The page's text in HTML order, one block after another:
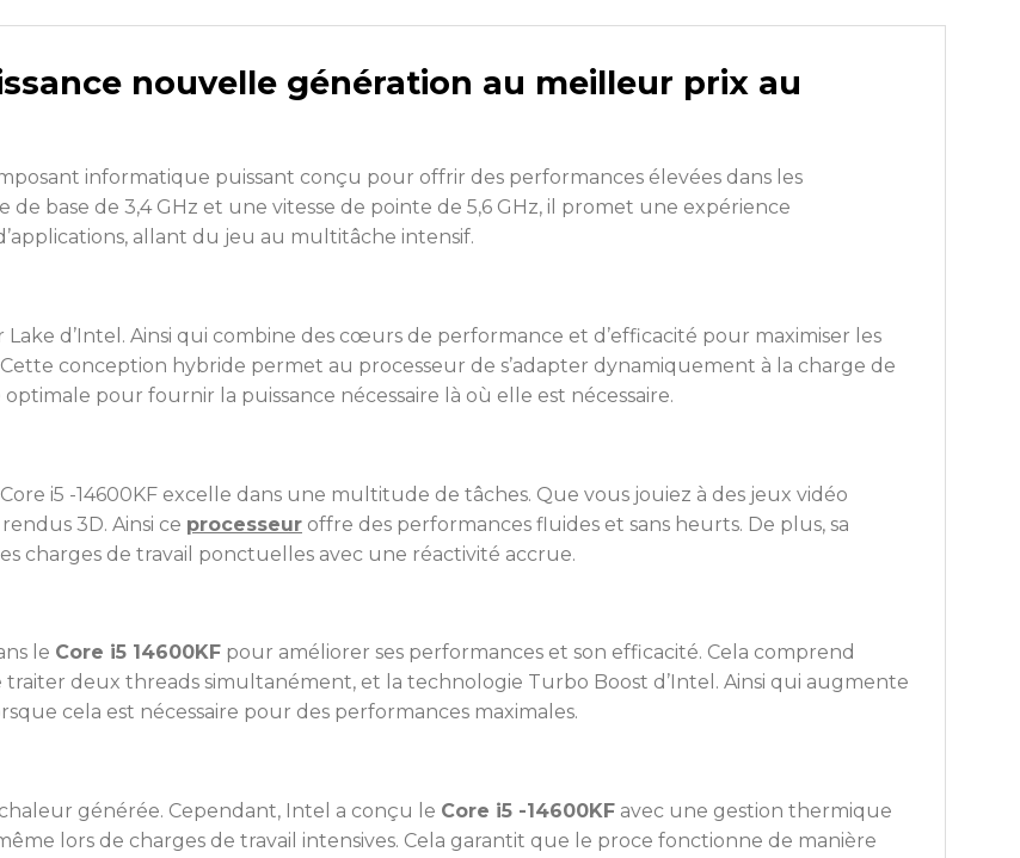
nouvelle génération au meilleur prix au
informatique puissant conçu pour offrir des performances élevées dans les
base de 3,4 GHz et une vitesse de pointe de 5,6 GHz, il promet une expérience
allant du jeu au multitâche intensif.
Lake d’Intel. Ainsi qui combine des cœurs de performance et d’efficacité pour maximiser les
conception hybride permet au processeur de s’adapter dynamiquement à la charge de
pour fournir la puissance nécessaire là où elle est nécessaire.
i5 -14600KF excelle dans une multitude de tâches. Que vous jouiez à des jeux vidéo
3D. Ainsi ce processeur offre des performances fluides et sans heurts. De plus, sa
charges de travail ponctuelles avec une réactivité accrue.
le Core i5 14600KF pour améliorer ses performances et son efficacité. Cela comprend
deux threads simultanément, et la technologie Turbo Boost d’Intel. Ainsi qui augmente
cela est nécessaire pour des performances maximales.
générée. Cependant, Intel a conçu le Core i5 -14600KF avec une gestion thermique
lors de charges de travail intensives. Cela garantit que le proce fonctionne de manière